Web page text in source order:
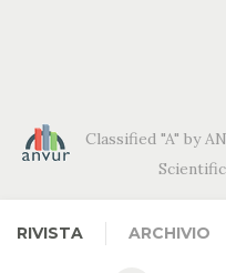
Classified "A" by
RIVISTA ARCHIVIO